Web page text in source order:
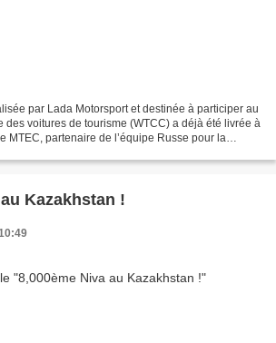
par Lada Motorsport et destinée à participer au
des voitures de tourisme (WTCC) a déjà été livrée à
MTEC, partenaire de l’équipe Russe pour la
Kazakhstan !